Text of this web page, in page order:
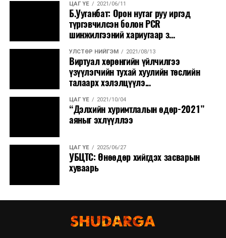
ЦАГ ҮЕ 2021/06/11
Б.Ууганбат: Орон нутаг руу иргэд
түргэвчилсэн болон PCR
шинжилгээний хариугаар з...
УЛСТӨР НИЙГЭМ 2021/08/13
Виртуал хөрөнгийн үйлчилгээ
үзүүлэгчийн тухай хуулийн төслийн
талаарх хэлэлцүүлэ...
ЦАГ ҮЕ 2021/10/04
“Дэлхийн хуримтлалын өдөр-2021”
аяныг эхлүүллээ
ЦАГ ҮЕ 2025/06/27
УБЦТС: Өнөөдөр хийгдэх засварын
хуваарь